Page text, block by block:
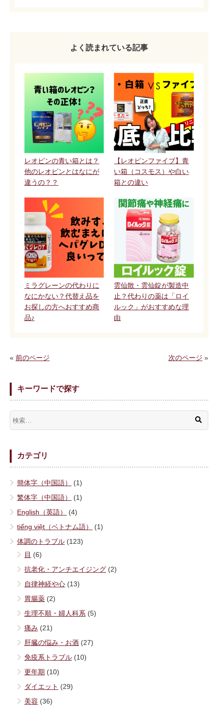
よく読まれている記事
レオピンの青い箱とは？
他のレオピンとはなにが
違うの？？
【レオピンファイブ】青
い箱（コスモス）や白い
箱との違い
ミラグレーンの代わりに
なにかない？代替え品を
お探しの方へおすすめ商
品♪
雲仙散・雲仙錠が製造中
止？代わりの薬は「ロイ
ルック」がおすすめな理
由
« 前のページ 次のページ »
キーワードで探す
カテゴリ
簡体字（中国語）
(1)
繁体字（中国語）
(1)
English（英語）
(4)
tiếng việt（ベトナム語）
(1)
体調のトラブル (123)
目 (6)
抗老化・アンチエイジング (2)
自律神経や心 (13)
胃腸薬 (2)
生理不順・婦人科系 (5)
痛み (21)
肝臓の悩み・お酒 (27)
免疫系トラブル (10)
更年期 (10)
ダイエット (29)
美容 (36)